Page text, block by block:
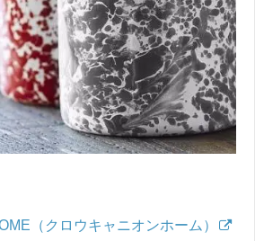
（クロウキャニオンホーム）